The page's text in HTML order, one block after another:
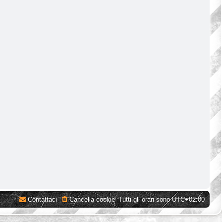
Tutti gli orari sonoUTC+02:00
Cancella cookie
Contattaci